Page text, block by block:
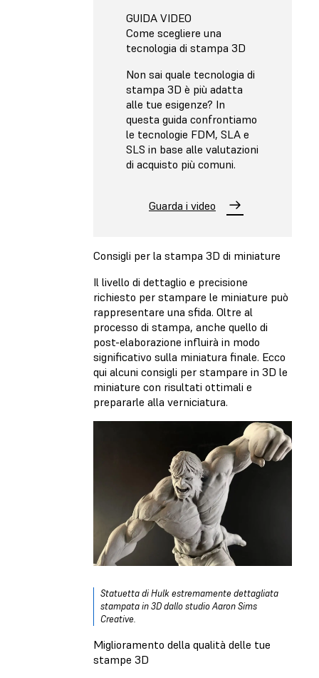
GUIDA VIDEO
Come scegliere una
tecnologia di stampa 3D
Non sai quale tecnologia di
stampa 3D è più adatta
alle tue esigenze? In
questa guida confrontiamo
le tecnologie FDM, SLA e
SLS in base alle valutazioni
di acquisto più comuni.
Guarda i video
Consigli per la stampa 3D di miniature
Il livello di dettaglio e precisione
richiesto per stampare le miniature può
rappresentare una sfida. Oltre al
processo di stampa, anche quello di
post-elaborazione influirà in modo
significativo sulla miniatura finale. Ecco
qui alcuni consigli per stampare in 3D le
miniature con risultati ottimali e
prepararle alla verniciatura.
Statuetta di Hulk estremamente dettagliata
stampata in 3D dallo studioAaron Sims
Creative.
Miglioramento della qualità delle tue
stampe 3D